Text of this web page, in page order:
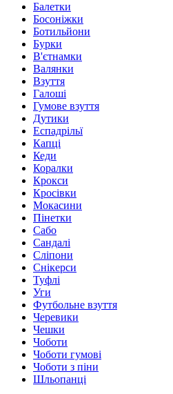
Балетки
Босоніжки
Ботильйони
Бурки
В'єтнамки
Валянки
Взуття
Галоші
Гумове взуття
Дутики
Еспадрільї
Капці
Кеди
Коралки
Крокси
Кросівки
Мокасини
Пінетки
Сабо
Сандалі
Сліпони
Снікерси
Туфлі
Уги
Футбольне взуття
Черевики
Чешки
Чоботи
Чоботи гумові
Чоботи з піни
Шльопанці